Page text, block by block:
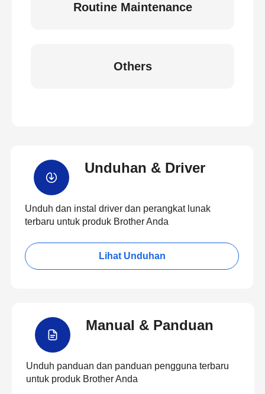
Routine Maintenance
Others
Unduhan & Driver
Unduh dan instal driver dan perangkat lunak
terbaru untuk produk Brother Anda
Lihat Unduhan
Manual & Panduan
Unduh panduan dan panduan pengguna terbaru
untuk produk Brother Anda